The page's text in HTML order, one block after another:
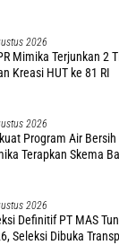
2026
Mimika Terjunkan 2
Kreasi HUT ke 81 RI
2026
Program Air
Terapkan Skema
2026
Definitif PT MAS
Seleksi Dibuka